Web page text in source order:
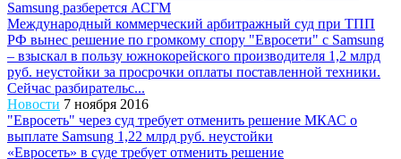
Samsung разберется АСГМ
Международный коммерческий арбитражный суд при ТПП
РФ вынес решение по громкому спору "Евросети" с Samsung
– взыскал в пользу южнокорейского производителя 1,2 млрд
руб. неустойки за просрочки оплаты поставленной техники.
Сейчас разбирательс...
Новости 7 ноября 2016
"Евросеть" через суд требует отменить решение МКАС о
выплате Samsung 1,22 млрд руб. неустойки
«Евросеть» в суде требует отменить решение